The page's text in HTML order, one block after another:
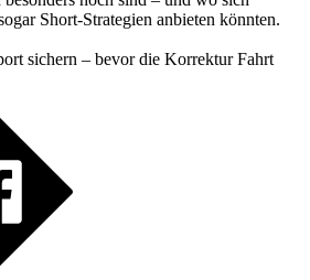
Short-Strategien anbieten könnten.
sichern – bevor die Korrektur Fahrt